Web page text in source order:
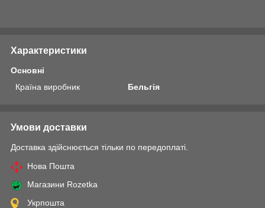
Характеристики
Основні
Країна виробник
Бельгія
Умови доставки
Доставка здійснюється тільки по передоплаті.
Нова Пошта
Магазини Rozetka
Укрпошта